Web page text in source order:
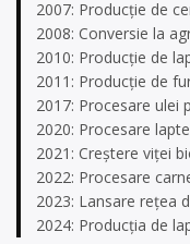
2007: Producție de
2008: Conversie la
2010: Producție de
2011: Producție de
2017: Procesare ulei
2020: Procesare
2021: Creștere viței
2022: Procesare
2023: Lansare rețea
2024: Producţia de